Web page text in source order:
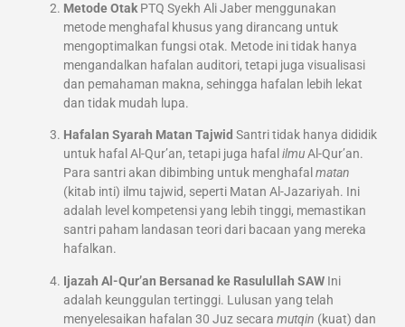
Metode Otak PTQ Syekh Ali Jaber menggunakan
metode menghafal khusus yang dirancang untuk
mengoptimalkan fungsi otak. Metode ini tidak hanya
mengandalkan hafalan auditori, tetapi juga visualisasi
dan pemahaman makna, sehingga hafalan lebih lekat
dan tidak mudah lupa.
Hafalan Syarah Matan Tajwid Santri tidak hanya dididik
untuk hafal Al-Qur’an, tetapi juga hafal ilmuAl-Qur’an.
Para santri akan dibimbing untuk menghafal matan
(kitab inti) ilmu tajwid, seperti Matan Al-Jazariyah. Ini
adalah level kompetensi yang lebih tinggi, memastikan
santri paham landasan teori dari bacaan yang mereka
hafalkan.
Ijazah Al-Qur’an Bersanad ke Rasulullah SAW Ini
adalah keunggulan tertinggi. Lulusan yang telah
menyelesaikan hafalan 30 Juz secara mutqin (kuat) dan